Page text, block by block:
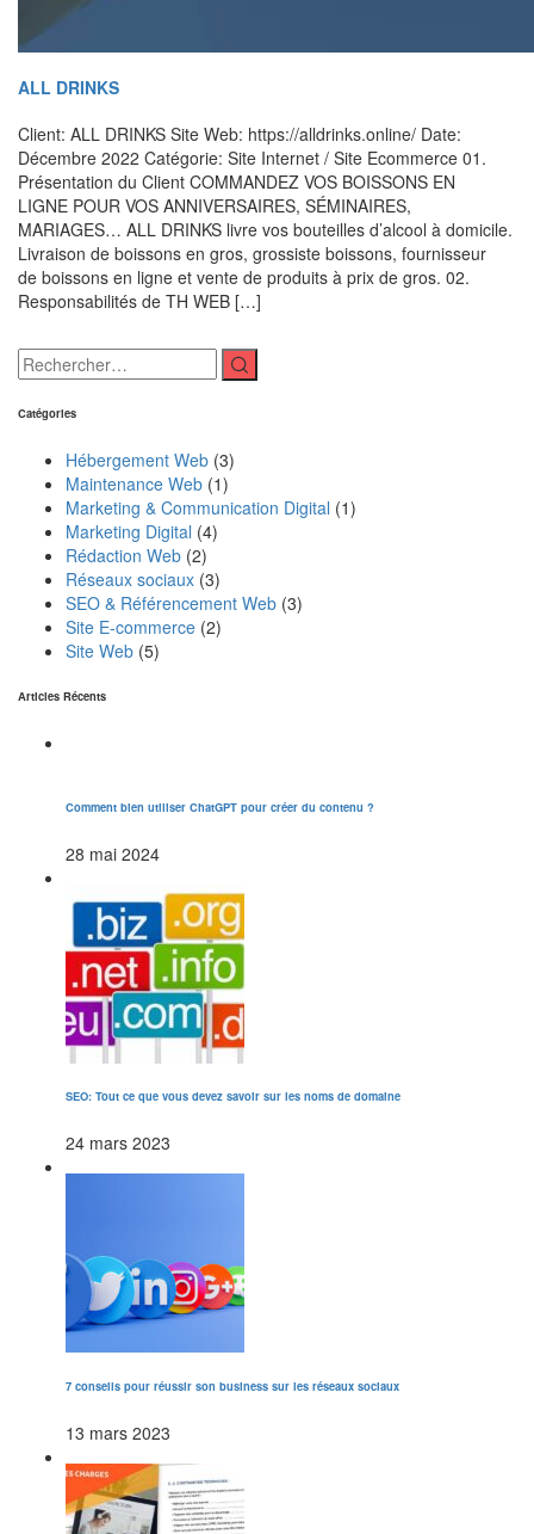
ALL DRINKS
Client: ALL DRINKS Site Web: https://alldrinks.online/ Date:
Décembre 2022 Catégorie: Site Internet / Site Ecommerce 01.
Présentation du Client COMMANDEZ VOS BOISSONS EN
LIGNE POUR VOS ANNIVERSAIRES, SÉMINAIRES,
MARIAGES… ALL DRINKS livre vos bouteilles d’alcool à domicile.
Livraison de boissons en gros, grossiste boissons, fournisseur
de boissons en ligne et vente de produits à prix de gros. 02.
Responsabilités de TH WEB […]
Catégories
Hébergement Web (3)
Maintenance Web (1)
Marketing & Communication Digital (1)
Marketing Digital (4)
Rédaction Web (2)
Réseaux sociaux (3)
SEO & Référencement Web (3)
Site E-commerce (2)
Site Web (5)
Articles Récents
Comment bien utiliser ChatGPT pour créer du contenu ?
28 mai 2024
SEO: Tout ce que vous devez savoir sur les noms de domaine
24 mars 2023
7 conseils pour réussir son business sur les réseaux sociaux
13 mars 2023